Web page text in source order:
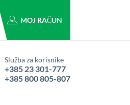
MOJ RAČUN
Služba za korisnike
+385 23 301-777
+385 800 805-807